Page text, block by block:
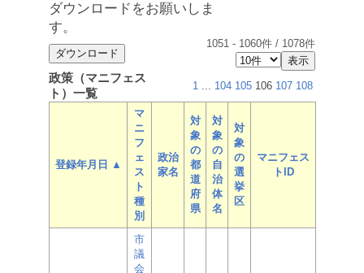
ダウンロードをお願いしま
す。
1051 - 1060件 / 1078件
政策（マニフェス
ト）一覧
1 ... 104 105 106 107 108
登録年月日 ▲
マ
ニ
フ
ェ
ス
ト
種
別
政治
家名
対
象
の
都
道
府
県
対
象
の
自
治
体
名
対
象
の
選
挙
区
マニフェス
トID
市
議
会